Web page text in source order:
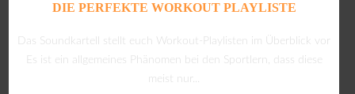
DIE PERFEKTE WORKOUT PLAYLISTE
Das Soundkartell stellt euch Workout-Playlisten im Überblick vor
Es ist ein allgemeines Phänomen bei den Sportlern, dass diese
meist nur...